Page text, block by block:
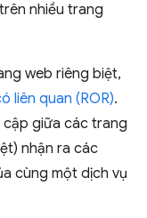
nhiều trang
web riêng biệt,
liên quan (ROR).
cập giữa các trang
nhận ra các
cùng một dịch vụ